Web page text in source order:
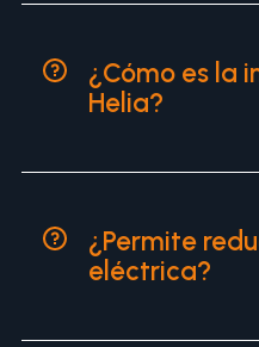
¿Cómo es la
Helia?
¿Permite
eléctrica?